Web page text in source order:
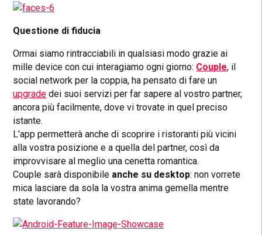
Questione di fiducia
Ormai siamo rintracciabili in qualsiasi modo grazie ai
mille device con cui interagiamo ogni giorno: Couple, il
social network per la coppia, ha pensato di fare un
upgrade dei suoi servizi per far sapere al vostro partner,
ancora più facilmente, dove vi trovate in quel preciso
istante.
L’app permetterà anche di scoprire i ristoranti più vicini
alla vostra posizione e a quella del partner, così da
improvvisare al meglio una cenetta romantica.
Couple sarà disponibile anche su desktop: non vorrete
mica lasciare da sola la vostra anima gemella mentre
state lavorando?